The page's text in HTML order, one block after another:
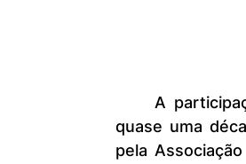
quase uma
pela